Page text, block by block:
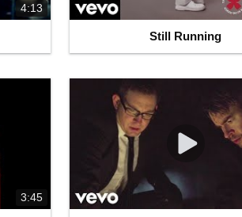
4:13
Still Running
3:45